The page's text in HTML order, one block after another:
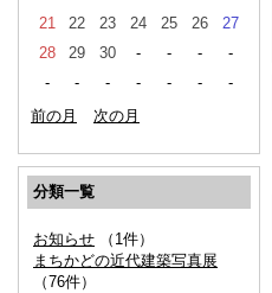
21
22 23 24 25 26
27
28
29 30 - - -
-
-
- - - - -
-
前の月
次の月
分類一覧
お知らせ （1件）
まちかどの近代建築写真展
（76件）